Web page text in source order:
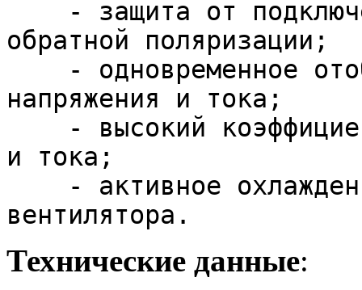
- защита от
обратной поляризации;
- одновременное
напряжения и тока;
- высокий
и тока;
- активное
вентилятора.
Технические данные: